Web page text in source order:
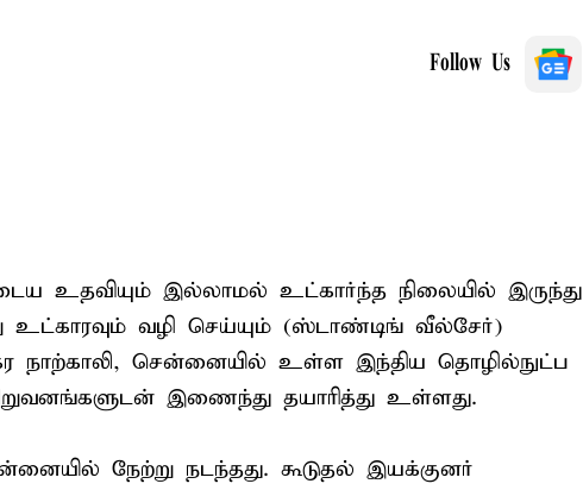
Follow Us
உதவியும் இல்லாமல் உட்கார்ந்த நிலையில் இருந்து
உட்காரவும் வழி செய்யும் (ஸ்டாண்டிங் வீல்சேர்)
சென்னையில் உள்ள இந்திய தொழில்நுட்ப
இணைந்து தயாரித்து உள்ளது.
நேற்று நடந்தது. கூடுதல் இயக்குனர்